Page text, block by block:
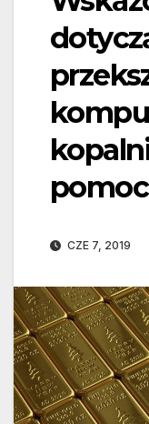
CZE 7, 2019